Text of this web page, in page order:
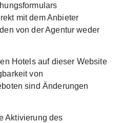
mit dem Anbieter
von der Agentur weder
Hotels auf dieser Website
von
sind Änderungen
Aktivierung des